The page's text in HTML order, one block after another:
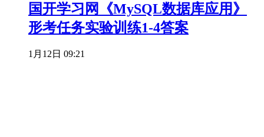
国开学习网《MySQL数据库应用》
形考任务实验训练1-4答案
1月12日 09:21